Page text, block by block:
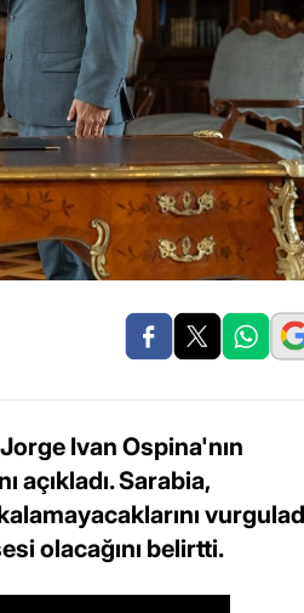
Ivan Ospina'nın
açıkladı. Sarabia,
olacağını belirtti.